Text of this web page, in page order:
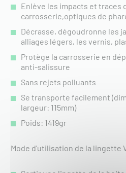
Enlève les impacts et traces
carrosserie,optiques de
Décrasse, dégoudronne les
alliages légers, les vernis,
Protège la carrosserie en
anti-salissure
Sans rejets polluants
Se transporte facilement
largeur: 115mm)
Poids: 1419gr
Mode d'utilisation de la lingette